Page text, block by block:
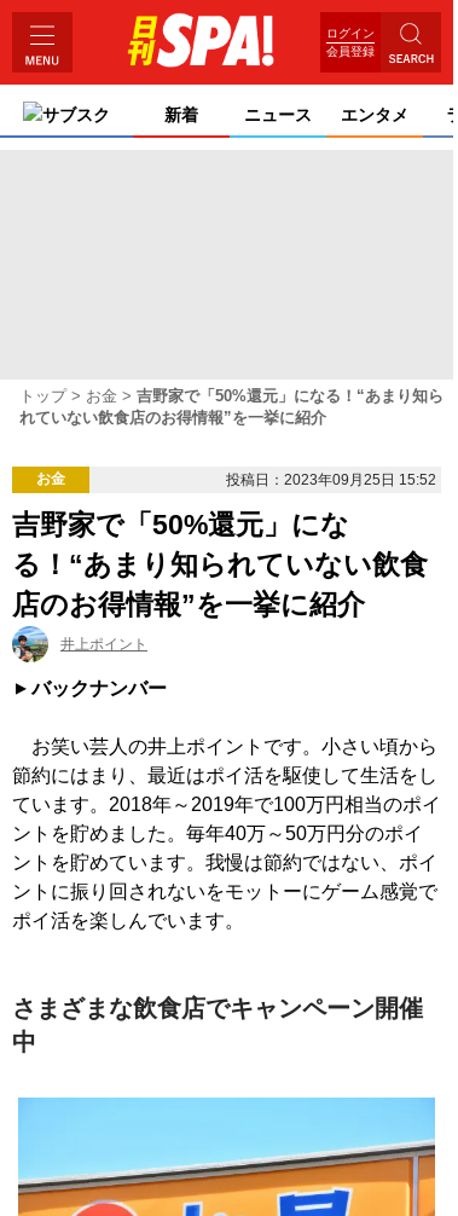
ログイン
会員登録
サブスク 新着 ニュース エンタメ
トップ お金
吉野家で「50%還元」になる！“あまり知ら
れていない飲食店のお得情報”を一挙に紹介
お金 投稿日：2023年09月25日 15:52
吉野家で「50%還元」にな
る！“あまり知られていない飲食
店のお得情報”を一挙に紹介
井上ポイント
バックナンバー
お笑い芸人の井上ポイントです。小さい頃から
節約にはまり、最近はポイ活を駆使して生活をし
ています。2018年～2019年で100万円相当のポイ
ントを貯めました。毎年40万～50万円分のポイ
ントを貯めています。我慢は節約ではない、ポイ
ントに振り回されないをモットーにゲーム感覚で
ポイ活を楽しんでいます。
さまざまな飲食店でキャンペーン開催
中